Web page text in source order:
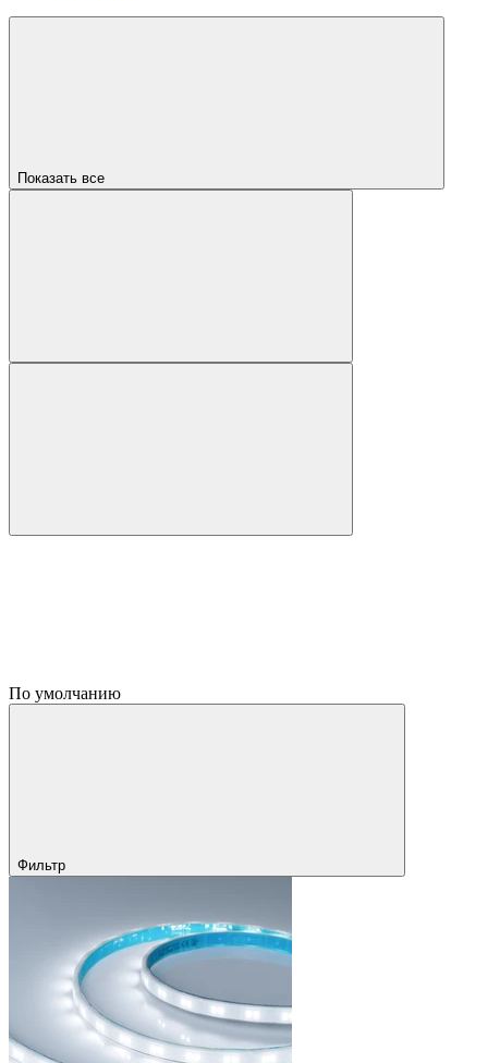
Показать все
По умолчанию
Фильтр